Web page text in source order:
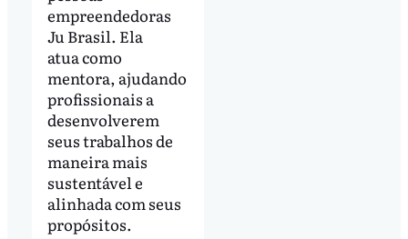
empreendedoras
Ju Brasil. Ela
atua como
mentora, ajudando
profissionais a
desenvolverem
seus trabalhos de
maneira mais
sustentável e
alinhada com seus
propósitos.